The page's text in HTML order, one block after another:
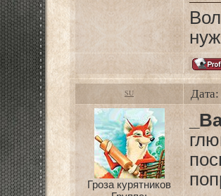
SU
Гроза курятников